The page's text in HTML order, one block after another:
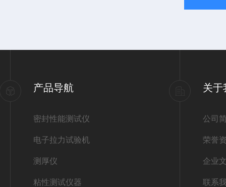
产品导航
密封性能测试仪
电子拉力试验机
测厚仪
粘性测试仪器
关于
公司
荣誉
企业
联系